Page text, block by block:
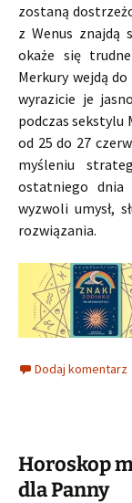
zostaną
z Wenus znajdą
okaże się
Merkury wejdą
wyrazicie je
podczas sekstylu
od 25 do 27
myśleniu
ostatniego dnia
wyzwoli umysł,
rozwiązania.
Dodaj komentarz
Horoskop
dla Panny